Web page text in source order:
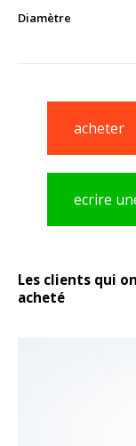
Diamètre
acheter
ecrire
Les clients qui
acheté